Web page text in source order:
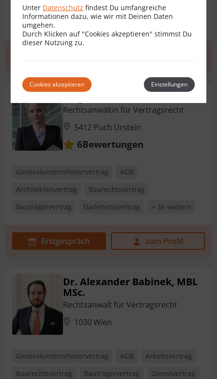
Architektenvertrag
Darlehensvertrag
Dienstbarkeitsvertrag
Rechtsanwältin für Vertragsrecht
5412 Puch Urstein
6Bewertungen
Generalunternehmervertrag
AGB
Architektenvertrag
Baurechtsvertrag
Bauträgervertrag
Darlehensvertrag + 36 weitere
Erstgespräch zum Profil
Dr. Alexander Babinek, MBL
MSc.
Rechtsanwalt für Vertragsrecht
1030 Wien
Generalunternehmervertrag AGB
Arbeitsvertrag
Baurechtsvertrag
Bauträgervertrag
Dienstvertrag
Unter Datenschutz findest Du umfangreiche
Informationen dazu, wie wir mit Deinen Daten
umgehen.
Durch Klicken auf "Cookies akzeptieren" stimmst Du
dieser Nutzung zu.
Cookies akzeptieren Einstellungen